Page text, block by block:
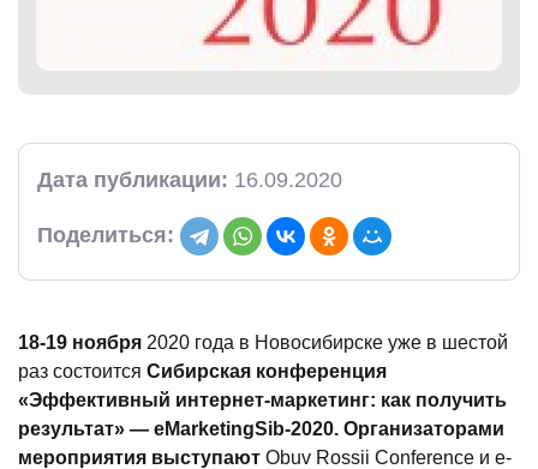
Дата публикации: 16.09.2020
Поделиться:
18-19 ноября 2020 года в Новосибирске уже в шестой
раз состоится Сибирская конференция
«Эффективный интернет-маркетинг: как получить
результат» — eMarketingSib-2020. Организаторами
мероприятия выступают Obuv Rossii Conference и e-